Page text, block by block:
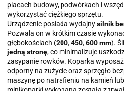
placach budowy, podwórkach i
wykorzystać ciężkiego sprzętu.
Urządzenie posiada wydajnysilnik
Pozwala on w krótkim czasie
głębokościach (200, 450, 600 mm).
jedną stronę, co minimalizuje
zasypanie rowków. Koparka
odporny na zużycie oraz sprzęgło
maszynę po natrafieniu na kamień
minikoparki wykonana została z